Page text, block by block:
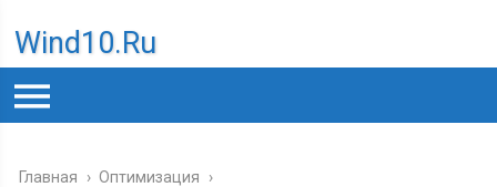
Wind10.ru
Главная › Оптимизация ›